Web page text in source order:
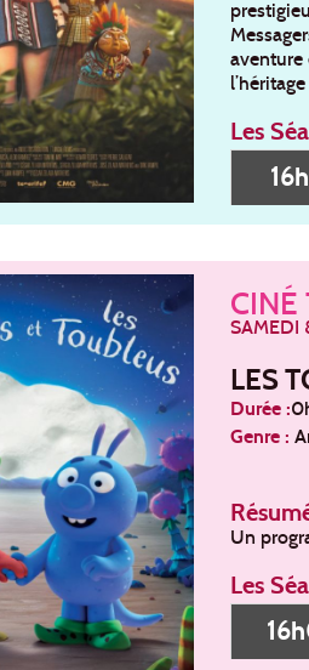
aventure
Les
CINÉ
SAMEDI
LES
Durée :
Genre :
Un
Les